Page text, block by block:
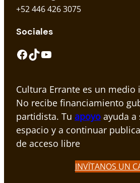
+52 446 426 3075
Sociales
Facebook TikTok YouTube
Cultura Errante es un medio
No recibe financiamiento
partidista. Tu apoyo ayuda a
espacio y a continuar
de acceso libre
INVÏTANOS UN